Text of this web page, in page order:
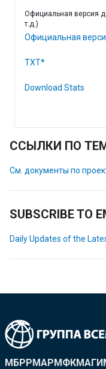
Официальная версия
т.д.)
Официальная
TXT*
Download Stats
ССЫЛКИ ПО
См. документы по
SUBSCRIBE TO
Daily Updates of the
МБРРМАРМФКМАГИ